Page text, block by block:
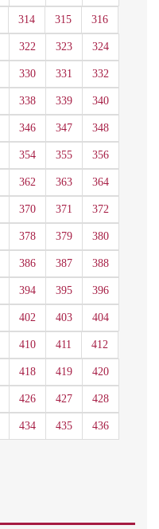
314 315 316
322 323 324
330 331 332
338 339 340
346 347 348
354 355 356
362 363 364
370 371 372
378 379 380
386 387 388
394 395 396
402 403 404
410 411 412
418 419 420
426 427 428
434 435 436